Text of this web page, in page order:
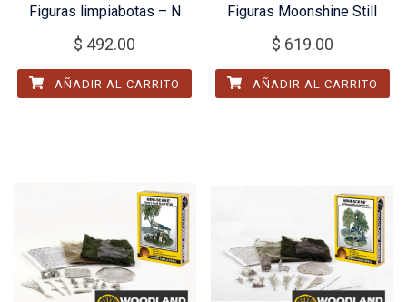
Figuras limpiabotas – N
$ 492.00
AÑADIR AL CARRITO
Figuras Moonshine Still
$ 619.00
AÑADIR AL CARRITO